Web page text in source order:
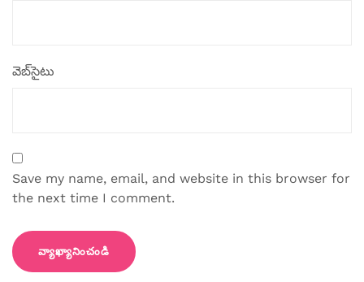
వెబ్‌సైటు
Save my name, email, and website in this browser for
the next time I comment.